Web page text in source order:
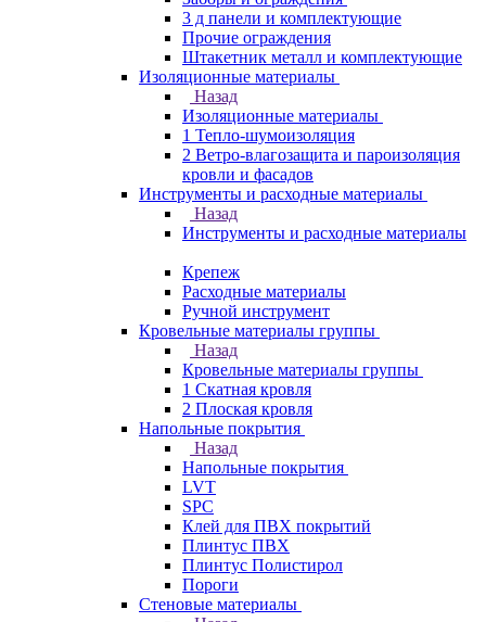
3 д панели и комплектующие
Прочие ограждения
Штакетник металл и комплектующие
Изоляционные материалы
Назад
Изоляционные материалы
1 Тепло-шумоизоляция
2 Ветро-влагозащита и пароизоляция
кровли и фасадов
Инструменты и расходные материалы
Назад
Инструменты и расходные материалы
Крепеж
Расходные материалы
Ручной инструмент
Кровельные материалы группы
Назад
Кровельные материалы группы
1 Скатная кровля
2 Плоская кровля
Напольные покрытия
Назад
Напольные покрытия
LVT
SPC
Клей для ПВХ покрытий
Плинтус ПВХ
Плинтус Полистирол
Пороги
Стеновые материалы